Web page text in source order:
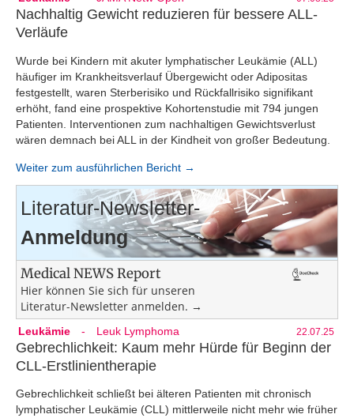
Nachhaltig Gewicht reduzieren für bessere ALL-
Verläufe
Wurde bei Kindern mit akuter lymphatischer Leukämie (ALL)
häufiger im Krankheitsverlauf Übergewicht oder Adipositas
festgestellt, waren Sterberisiko und Rückfallrisiko signifikant
erhöht, fand eine prospektive Kohortenstudie mit 794 jungen
Patienten. Interventionen zum nachhaltigen Gewichtsverlust
wären demnach bei ALL in der Kindheit von großer Bedeutung.
Weiter zum ausführlichen Bericht →
Literatur-Newsletter-
Anmeldung
Medical NEWS Report
Hier können Sie sich für unseren
Literatur-Newsletter anmelden. →
Leukämie - Leuk Lymphoma 22.07.25
Gebrechlichkeit: Kaum mehr Hürde für Beginn der
CLL-Erstlinientherapie
Gebrechlichkeit schließt bei älteren Patienten mit chronisch
lymphatischer Leukämie (CLL) mittlerweile nicht mehr wie früher